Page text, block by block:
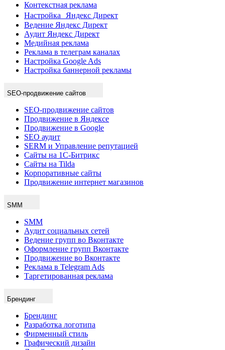
Контекстная реклама
Настройка Яндекс Директ
Ведение Яндекс Директ
Аудит Яндекс Директ
Медийная реклама
Реклама в телеграм каналах
Настройка Google Ads
Настройка баннерной рекламы
SEO-продвижение сайтов
SEO-продвижение сайтов
Продвижение в Яндексе
Продвижение в Google
SEO аудит
SERM и Управление репутацией
Сайты на 1С-Битрикс
Сайты на Tilda
Корпоративные сайты
Продвижение интернет магазинов
SMM
SMM
Аудит социальных сетей
Ведение групп во Вконтакте
Оформление групп Вконтакте
Продвижение во Вконтакте
Реклама в Telegram Ads
Таргетированная реклама
Брендинг
Брендинг
Разработка логотипа
Фирменный стиль
Графический дизайн